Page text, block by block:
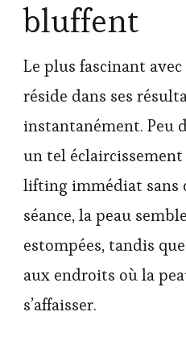
bluffent
Le plus fascinant
réside dans ses
instantanément. Peu
un tel
lifting immédiat sans
séance, la peau
estompées, tandis
aux endroits où la
s’affaisser.